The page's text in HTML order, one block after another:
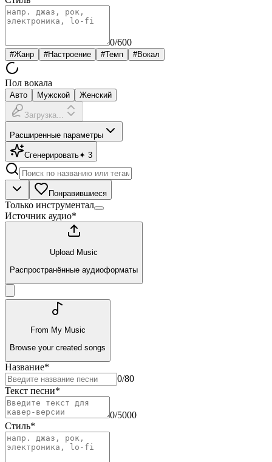
0/600
#Жанр #Настроение #Темп #Вокал
Пол вокала
Авто Мужской Женский
Загрузка...
Расширенные параметры
Сгенерировать✦ 3
Понравившиеся
Только инструментал
Источник аудио*
Upload Music
Распространённые аудиоформаты
From My Music
Browse your created songs
Название*
0/80
Текст песни*
0/5000
Стиль*